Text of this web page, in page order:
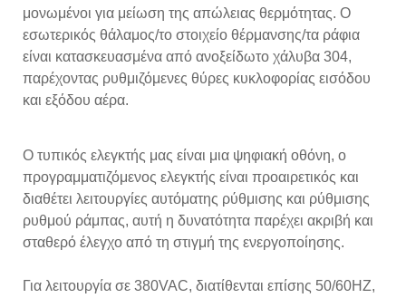
μονωμένοι για μείωση της απώλειας θερμότητας. Ο
εσωτερικός θάλαμος/το στοιχείο θέρμανσης/τα ράφια
είναι κατασκευασμένα από ανοξείδωτο χάλυβα 304,
παρέχοντας ρυθμιζόμενες θύρες κυκλοφορίας εισόδου
και εξόδου αέρα.
Ο τυπικός ελεγκτής μας είναι μια ψηφιακή οθόνη, ο
προγραμματιζόμενος ελεγκτής είναι προαιρετικός και
διαθέτει λειτουργίες αυτόματης ρύθμισης και ρύθμισης
ρυθμού ράμπας, αυτή η δυνατότητα παρέχει ακριβή και
σταθερό έλεγχο από τη στιγμή της ενεργοποίησης.
Για λειτουργία σε 380VAC, διατίθενται επίσης 50/60HZ,